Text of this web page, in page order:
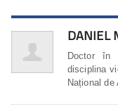
DANIEL
Doctor în
disciplina
Național